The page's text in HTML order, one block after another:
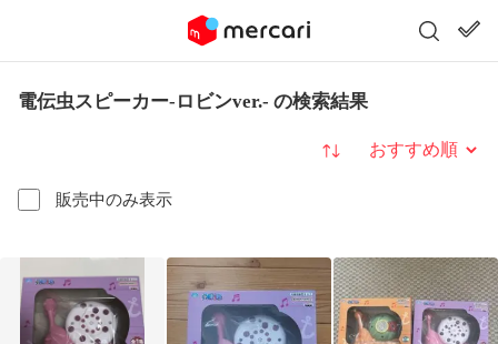
電伝虫スピーカー-ロビンver.- の検索結果
販売中のみ表示
並び替え